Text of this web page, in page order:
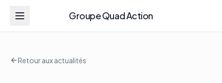
Groupe Quad Action
Groupe Quad Action
Accueil
Retour aux actualités